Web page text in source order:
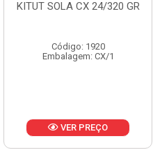
KITUT SOLA CX 24/320 GR
Código: 1920
Embalagem: CX/1
VER PREÇO